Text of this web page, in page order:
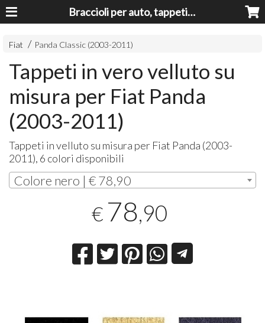
Braccioli per auto, tappeti auto, accessori auto MADE IN ITALY - Armrests, Mittelarmlehnen, Accoundoirs
Fiat Panda Classic (2003-2011)
Tappeti in vero velluto su
misura per Fiat Panda
(2003-2011)
Tappeti in velluto su misura per Fiat Panda (2003-
2011), 6 colori disponibili
Colore nero | € 78,90
€ 78,90